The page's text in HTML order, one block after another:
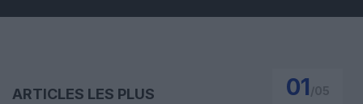
ARTICLES LES PLUS
01